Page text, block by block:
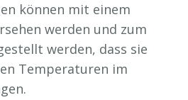
können mit einem
werden und zum
werden, dass sie
Temperaturen im